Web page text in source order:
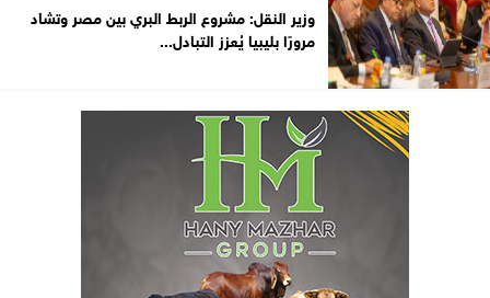
وزير النقل: مشروع الربط البري بين مصر وتشاد
مرورًا بليبيا يُعزز التبادل...